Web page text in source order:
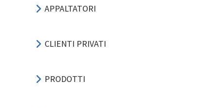
APPALTATORI
CLIENTI PRIVATI
PRODOTTI